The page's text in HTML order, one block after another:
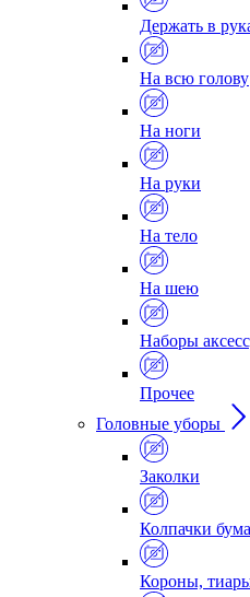
Держать в
На всю голову
На ноги
На руки
На тело
На шею
Наборы
Прочее
Головные уборы
Заколки
Колпачки
Короны,